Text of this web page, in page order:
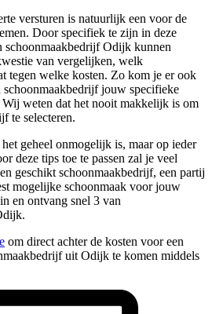
versturen is natuurlijk een voor de
Door specifiek te zijn in deze
schoonmaakbedrijf Odijk kunnen
van vergelijken, welk
tegen welke kosten. Zo kom je er ook
schoonmaakbedrijf jouw specifieke
weten dat het nooit makkelijk is om
te selecteren.
geheel onmogelijk is, maar op ieder
deze tips toe te passen zal je veel
geschikt schoonmaakbedrijf, een partij
mogelijke schoonmaak voor jouw
en ontvang snel 3 van
om direct achter de kosten voor een
uit Odijk te komen middels